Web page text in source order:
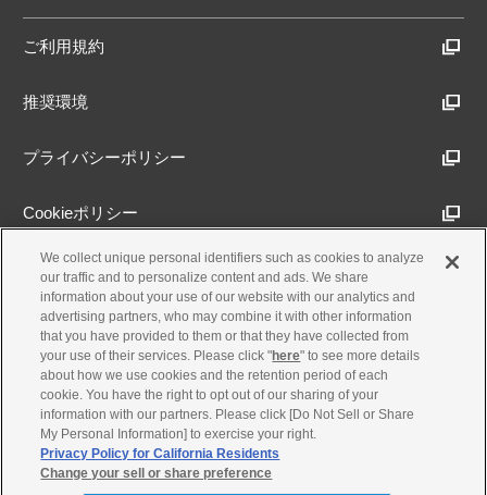
ご利用規約
推奨環境
プライバシーポリシー
Cookieポリシー
アクセシビリティ方針
古物営業法に基づく表示
製品・事業のお問合せ
We collect unique personal identifiers such as cookies to analyze
our traffic and to personalize content and ads. We share
information about your use of our website with our analytics and
advertising partners, who may combine it with other information
that you have provided to them or that they have collected from
your use of their services. Please click "here" to see more details
about how we use cookies and the retention period of each
cookie. You have the right to opt out of our sharing of your
information with our partners. Please click [Do Not Sell or Share
My Personal Information] to exercise your right.
Privacy Policy for California Residents
Change your sell or share preference